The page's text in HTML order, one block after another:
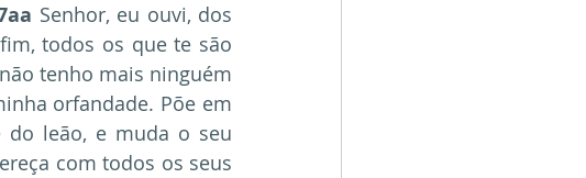
Senhor, eu ouvi, dos
todos os que te são
tenho mais ninguém
orfandade. Põe em
do leão, e muda o seu
com todos os seus